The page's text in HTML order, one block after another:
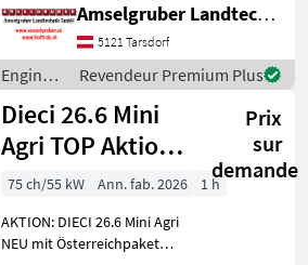
wurde - MADE BY DIECI!
AKTION: DIECI 26.6 E
Elektro Mini Agri NEU mit
Österreichpaket (TOP
Amselgruber Landtechnik GmbH
5121 Tarsdorf
Engins
de
chantier
/ Dieci
Revendeur Premium Plus
Dieci 26.6 Mini
Agri TOP Aktion
mit
Österreichpaket
Prix
sur
demande
75 ch/55 kW Ann. fab. 2026
1 h
AKTION: DIECI 26.6 Mini Agri
NEU mit Österreichpaket